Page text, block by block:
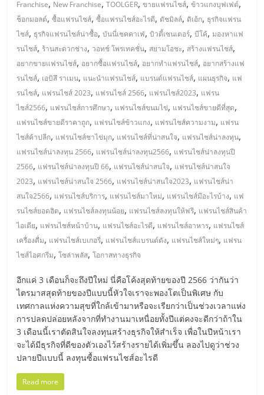
ไชส์
ขาย
แฟ
รน
ไชส์
แฟ
รน
ไชส์
ขาย
หน้า
บ้าน
ลงทุน
Franchise, New Franchise,TOOLGER,ขายแฟรนไชส์,ข้าวแกงบุฟเฟต์,
ช็อกมอลต์,ซื้อแฟรนไชส์,ซื้อแฟรนไชส์อะไรดี, ดัชมิลล์, ดิเอ้ก, ธุรกิจแฟรน
ไชส์, ธุรกิจแฟรนไชส์น่าซื้อ,บันนี่เชคคาเฟ่,บิวตี้เซนเตอร์,บีโค้,มองหาแฟ
รนไชส์, ร้านสะดวกช่าง, วอทช์ โพรเทคชั่น, สยามโอชะ, สร้างแฟรนไชส์,
อยากขายแฟรนไชส์, อยากซื้อแฟรนไชส์, อยากทำแฟรนไชส์, อยากสร้างแฟ
รนไชส์, เอบิสึ ราเมน, แนะนำแฟรนไชส์, แบรนด์แฟรนไชส์, แผนธุรกิจ, แฟ
รนไชส์, แฟรนไชส์ 2023, แฟรนไชส์ 2566, แฟรนไชส์2023, แฟรน
ไชส์2566, แฟรนไชส์การศึกษา, แฟรนไชส์ขนมไข่, แฟรนไชส์ขายดีที่สุด,
แฟรนไชส์ขายดีราคาถูก, แฟรนไชส์ข้าวแกง, แฟรนไชส์ความงาม, แฟรน
ไชส์ค้าปลีก, แฟรนไชส์ชาไข่มุก, แฟรนไชส์ที่น่าสนใจ, แฟรนไชส์น่าลงทุน,
แฟรนไชส์น่าลงทุน 2566, แฟรนไชส์น่าลงทุน2566, แฟรนไชส์น่าลงทุนปี
2566, แฟรนไชส์น่าลงทุนปี 66, แฟรนไชส์น่าสนใจ, แฟรนไชส์น่าสนใจ
2023, แฟรนไชส์น่าสนใจ 2566, แฟรนไชส์น่าสนใจ2023, แฟรนไชส์น่า
สนใจ2566, แฟรนไชส์บริการ, แฟรนไชส์มาใหม่, แฟรนไชส์มีอะไรบ้าง, แฟ
รนไชส์ยอดฮิต, แฟรนไชส์ลงทุนน้อย, แฟรนไชส์ลงทุนให้ฟรี, แฟรนไชส์สินค้า
ไอเดีย, แฟรนไชส์หน้าบ้าน, แฟรนไชส์อะไรดี, แฟรนไชส์อาหาร, แฟรนไชส์
เครื่องดื่ม, แฟรนไชส์เบเกอรี่, แฟรนไชส์แบรนด์ดัง, แฟรนไชส์ใหม่ๆ, แฟรน
ไชส์ไอศกรีม,โซล่าพลัส,โอกาสทางธุรกิจ
อีกแค่ 3 เดือนก็จะถึงปีใหม่ นี่คือโค้งสุดท้ายของปี 2566 ว่ากันว่า
ไตรมาสสุดท้ายของปีแบบนี้หัวใจเราจะพองโตเป็นพิเศษ กับ
เทศกาลแห่งความสุขที่ใกล้เข้ามาหรือจะเรียกว่าเป็นช่วงเวลาแห่ง
การปลดปล่อยหลังจากที่ทำงานมาเหนื่อยทั้งปีแต่คงจะดีกว่าถ้าใน
3 เดือนนี้เราตัดสินใจลงทุนสร้างธุรกิจให้สำเร็จ เพื่อในปีหน้าเรา
จะได้มีธุรกิจที่ดีของตัวเองไว้สร้างรายได้เพิ่มขึ้น ลองไปดูว่าช่วง
ปลายปีแบบนี้ ลงทุนซื้อแฟรนไชส์อะไรดี
Read more